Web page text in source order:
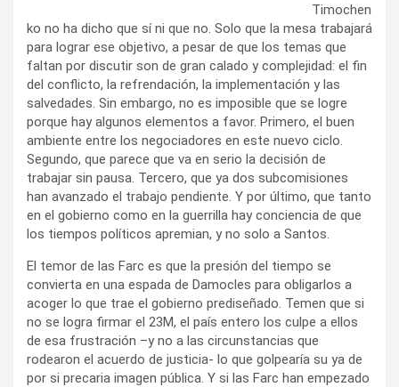
Timochen
ko no ha dicho que sí ni que no. Solo que la mesa trabajará
para lograr ese objetivo, a pesar de que los temas que
faltan por discutir son de gran calado y complejidad: el fin
del conflicto, la refrendación, la implementación y las
salvedades. Sin embargo, no es imposible que se logre
porque hay algunos elementos a favor. Primero, el buen
ambiente entre los negociadores en este nuevo ciclo.
Segundo, que parece que va en serio la decisión de
trabajar sin pausa. Tercero, que ya dos subcomisiones
han avanzado el trabajo pendiente. Y por último, que tanto
en el gobierno como en la guerrilla hay conciencia de que
los tiempos políticos apremian, y no solo a Santos.
El temor de las Farc es que la presión del tiempo se
convierta en una espada de Damocles para obligarlos a
acoger lo que trae el gobierno prediseñado. Temen que si
no se logra firmar el 23M, el país entero los culpe a ellos
de esa frustración –y no a las circunstancias que
rodearon el acuerdo de justicia- lo que golpearía su ya de
por si precaria imagen pública. Y si las Farc han empezado